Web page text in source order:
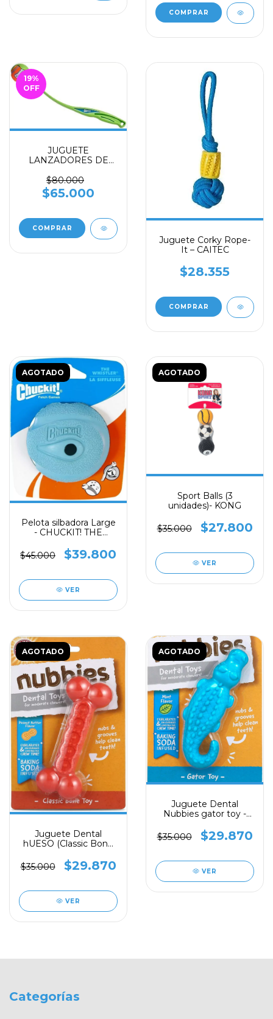
19%
OFF
JUGUETE
LANZADORES DE
Large - CHUCKIT!
$80.000
$65.000
Juguete Corky Rope-
It – CAITEC
$28.355
AGOTADO
Pelota silbadora Large
- CHUCKIT! THE
$45.000
$39.800
VER
AGOTADO
Sport Balls (3
unidades)- KONG
$35.000 $27.800
VER
AGOTADO
Juguete Dental
hUESO (Classic Bone
& HAMMER
$35.000 $29.870
VER
AGOTADO
Juguete Dental
Nubbies gator toy -
HAMMER
$35.000 $29.870
VER
Categorías